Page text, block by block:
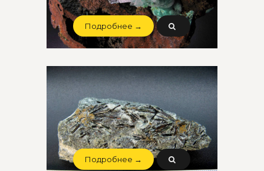
Подробнее →
Подробнее →